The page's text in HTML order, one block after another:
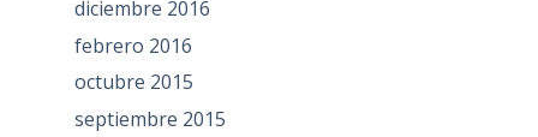
diciembre 2016
febrero 2016
octubre 2015
septiembre 2015